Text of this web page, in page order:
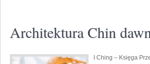
Architektura Chin
I Ching – Księga